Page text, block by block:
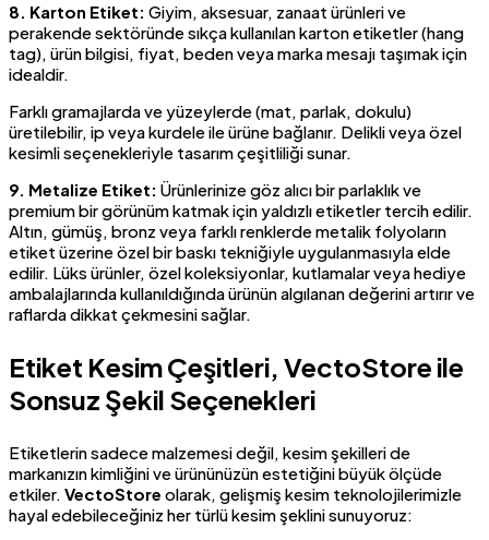
8. Karton Etiket: Giyim, aksesuar, zanaat ürünleri ve
perakende sektöründe sıkça kullanılan karton etiketler (hang
tag), ürün bilgisi, fiyat, beden veya marka mesajı taşımak için
idealdir.
Farklı gramajlarda ve yüzeylerde (mat, parlak, dokulu)
üretilebilir, ip veya kurdele ile ürüne bağlanır. Delikli veya özel
kesimli seçenekleriyle tasarım çeşitliliği sunar.
9. Metalize Etiket: Ürünlerinize göz alıcı bir parlaklık ve
premium bir görünüm katmak için yaldızlı etiketler tercih edilir.
Altın, gümüş, bronz veya farklı renklerde metalik folyoların
etiket üzerine özel bir baskı tekniğiyle uygulanmasıyla elde
edilir. Lüks ürünler, özel koleksiyonlar, kutlamalar veya hediye
ambalajlarında kullanıldığında ürünün algılanan değerini artırır ve
raflarda dikkat çekmesini sağlar.
Etiket Kesim Çeşitleri, VectoStore ile
Sonsuz Şekil Seçenekleri
Etiketlerin sadece malzemesi değil, kesim şekilleri de
markanızın kimliğini ve ürününüzün estetiğini büyük ölçüde
etkiler. VectoStore olarak, gelişmiş kesim teknolojilerimizle
hayal edebileceğiniz her türlü kesim şeklini sunuyoruz: